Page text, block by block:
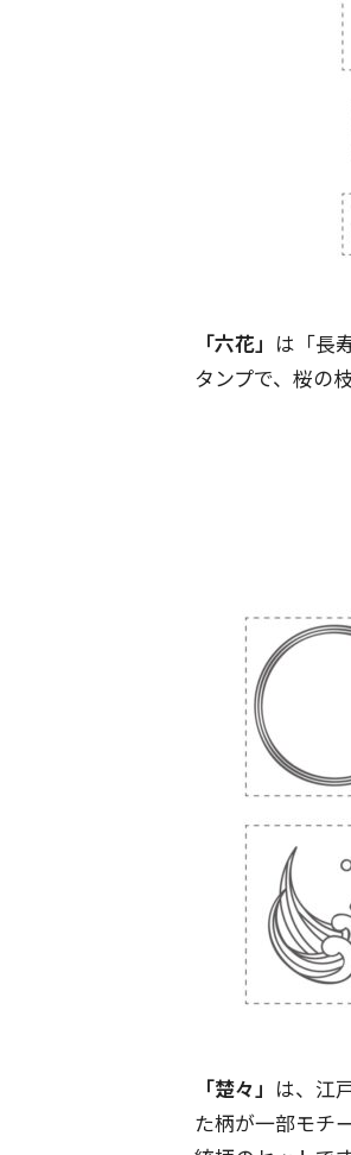
「六花」 は「長
タンプで、桜の
「楚々」 は、江
た柄が一部モチ